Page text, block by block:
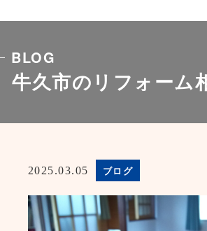
牛久市のリフォーム
BLOG
2025.03.05 ブログ